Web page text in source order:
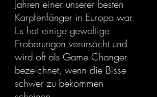
Jahren einer unserer besten
Karpfenfänger in Europa war.
Es hat einige gewaltige
Eroberungen verursacht und
wird oft als Game Changer
bezeichnet, wenn die Bisse
schwer zu bekommen